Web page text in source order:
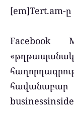
[em]Tert.am-ը
Facebook